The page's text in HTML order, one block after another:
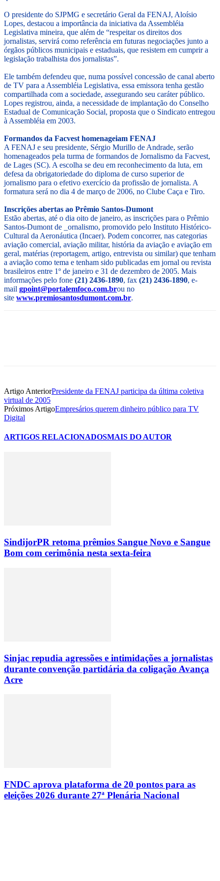
O presidente do SJPMG e secretário Geral da FENAJ, Aloísio
Lopes, destacou a importância da iniciativa da Assembléia
Legislativa mineira, que além de “respeitar os direitos dos
jornalistas, servirá como referência em futuras negociações junto a
órgãos públicos municipais e estaduais, que resistem em cumprir a
legislação trabalhista dos jornalistas”.
Ele também defendeu que, numa possível concessão de canal aberto
de TV para a Assembléia Legislativa, essa emissora tenha gestão
compartilhada com a sociedade, assegurando seu caráter público.
Lopes registrou, ainda, a necessidade de implantação do Conselho
Estadual de Comunicação Social, proposta que o Sindicato entregou
à Assembléia em 2003.
Formandos da Facvest homenageiam FENAJ
A FENAJ e seu presidente, Sérgio Murillo de Andrade, serão
homenageados pela turma de formandos de Jornalismo da Facvest,
de Lages (SC). A escolha se deu em reconhecimento da luta, em
defesa da obrigatoriedade do diploma de curso superior de
jornalismo para o efetivo exercício da profissão de jornalista. A
formatura será no dia 4 de março de 2006, no Clube Caça e Tiro.
Inscrições abertas ao Prêmio Santos-Dumont
Estão abertas, até o dia oito de janeiro, as inscrições para o Prêmio
Santos-Dumont de _ornalismo, promovido pelo Instituto Histórico-
Cultural da Aeronáutica (Incaer). Podem concorrer, nas categorias
aviação comercial, aviação militar, história da aviação e aviação em
geral, matérias (reportagem, artigo, entrevista ou similar) que tenham
a aviação como tema e tenham sido publicadas em jornal ou revista
brasileiros entre 1º de janeiro e 31 de dezembro de 2005. Mais
informações pelo fone (21) 2436-1890, fax (21) 2436-1890, e-
mail gpoint@portalemfoco.com.brou no
site www.premiosantosdumont.com.br.
Artigo AnteriorPresidente da FENAJ participa da última coletiva
virtual de 2005
Próximos ArtigoEmpresários querem dinheiro público para TV
Digital
ARTIGOS RELACIONADOSMAIS DO AUTOR
SindijorPR retoma prêmios Sangue Novo e Sangue
Bom com cerimônia nesta sexta-feira
Sinjac repudia agressões e intimidações a jornalistas
durante convenção partidária da coligação Avança
Acre
FNDC aprova plataforma de 20 pontos para as
eleições 2026 durante 27ª Plenária Nacional